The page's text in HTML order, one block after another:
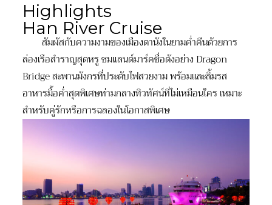
Highlights
Han River Cruise
สัมผัสกับความงามของเมืองดานังในยามค่ำคืนด้วยการ
ล่องเรือสำราญสุดหรู ชมแลนด์มาร์คชื่อดังอย่าง Dragon
Bridge สะพานมังกรที่ประดับไฟสวยงาม พร้อมและลิ้มรส
อาหารมื้อค่ำสุดพิเศษท่ามกลางทิวทัศน์ที่ไม่เหมือนใคร เหมาะ
สำหรับคู่รักหรือการฉลองในโอกาสพิเศษ